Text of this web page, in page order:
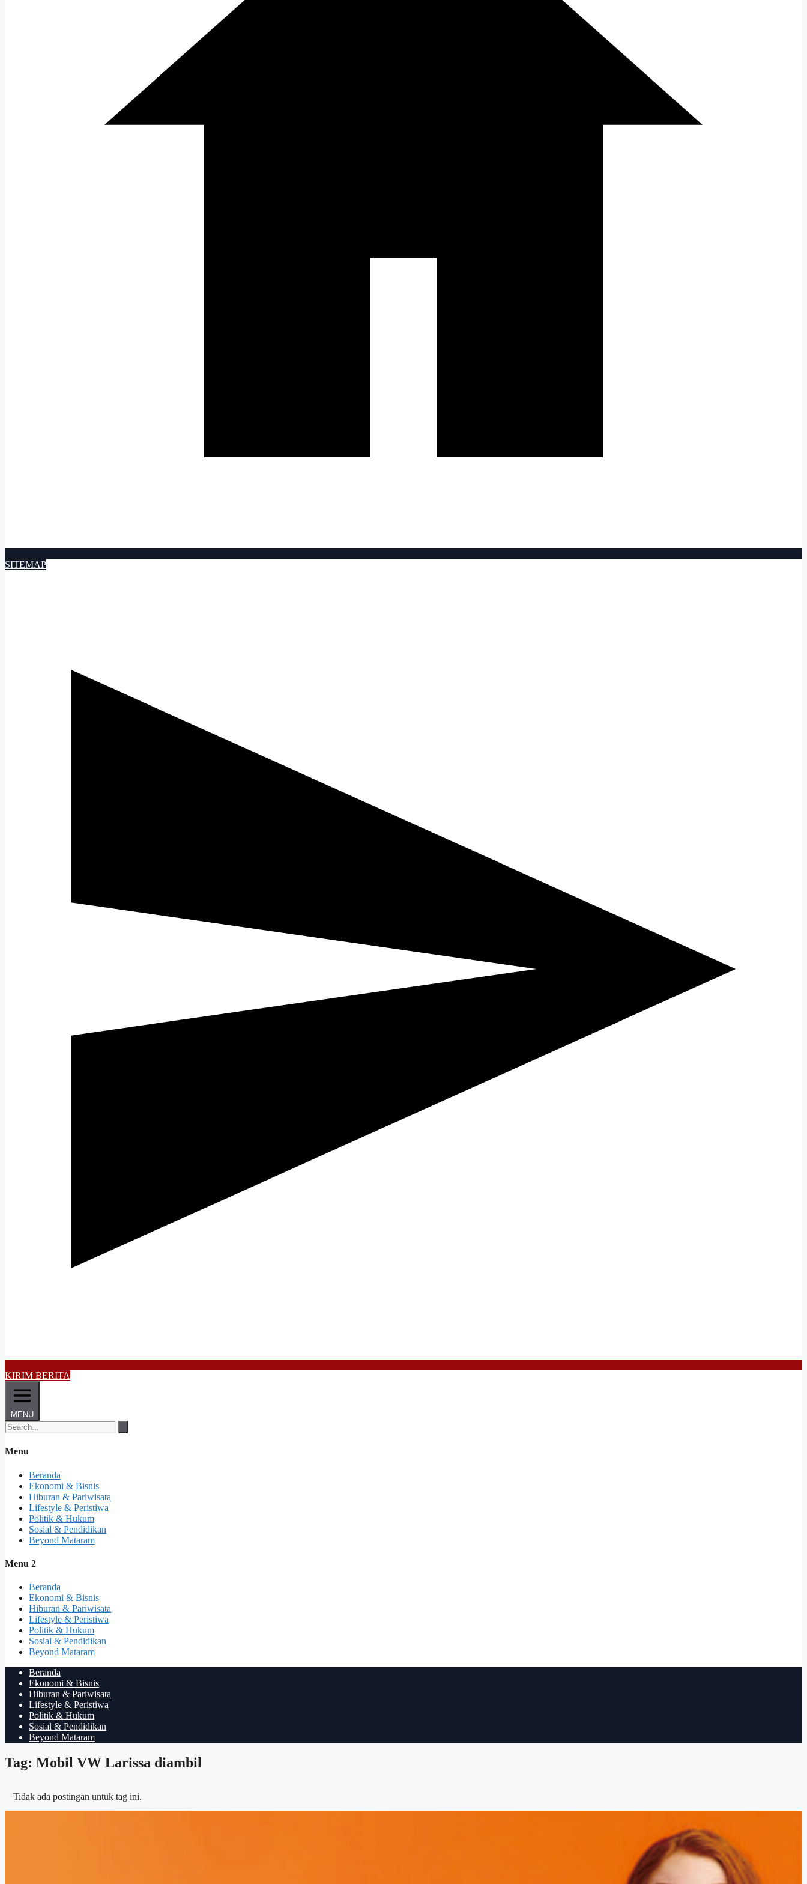
SITEMAP
KIRIM BERITA
MENU
Menu
Beranda
Ekonomi & Bisnis
Hiburan & Pariwisata
Lifestyle & Peristiwa
Politik & Hukum
Sosial & Pendidikan
Beyond Mataram
Menu 2
Beranda
Ekonomi & Bisnis
Hiburan & Pariwisata
Lifestyle & Peristiwa
Politik & Hukum
Sosial & Pendidikan
Beyond Mataram
Beranda
Ekonomi & Bisnis
Hiburan & Pariwisata
Lifestyle & Peristiwa
Politik & Hukum
Sosial & Pendidikan
Beyond Mataram
Tag: Mobil VW Larissa diambil
Tidak ada postingan untuk tag ini.